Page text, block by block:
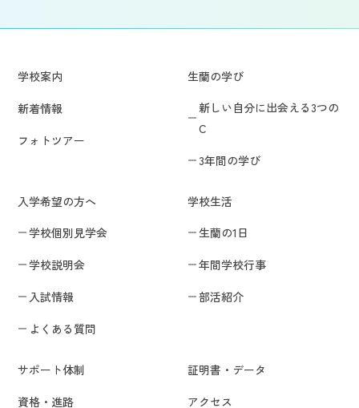
学校案内
新着情報
フォトツアー
生蘭の学び
新しい自分に出会える3つの
C
3年間の学び
入学希望の方へ
学校個別見学会
学校説明会
入試情報
よくある質問
学校生活
生蘭の1日
年間学校行事
部活紹介
サポート体制
資格・進路
証明書・データ
アクセス